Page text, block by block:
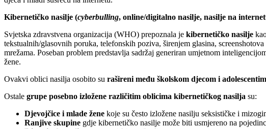
Kibernetičko nasilje (cyberbulling, online/digitalno nasilje, nasilje na
Svjetska zdravstvena organizacija (WHO) prepoznala je kibernetičko nasilje
tekstualnih/glasovnih poruka, telefonskih poziva, širenjem glasina,
mrežama. Poseban problem predstavlja sadržaj generiran umjetnom
žene.
Ovakvi oblici nasilja osobito su rašireni među školskom djecom i
Ostale grupe posebno izložene različitim oblicima kibernetičkog nasilja su:
Djevojčice i mlade žene koje su često izložene nasilju seksističke i
Ranjive skupine gdje kibernetičko nasilje može biti usmjereno na